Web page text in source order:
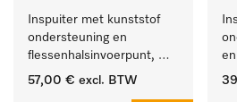
Inspuiter met kunststof
ondersteuning en
flessenhalsinvoerpunt,
ster, Ø 6, lengte 275 mm.
57,00 € excl. BTW